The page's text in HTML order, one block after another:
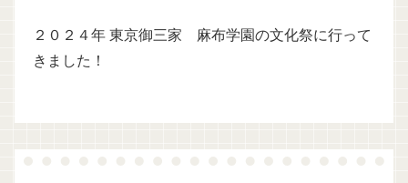
２０２４年 東京御三家 麻布学園の文化祭に行って
きました！